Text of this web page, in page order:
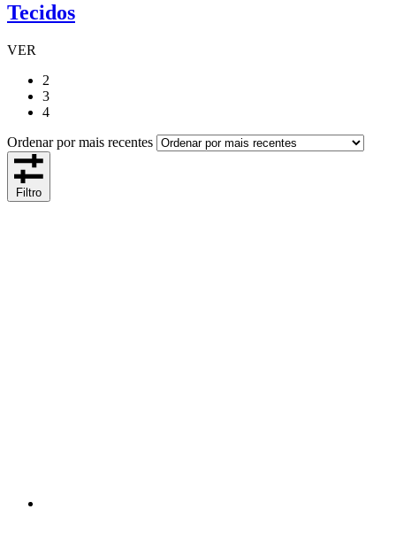
Tecidos
VER
2
3
4
Ordenar por mais recentes
Filtro